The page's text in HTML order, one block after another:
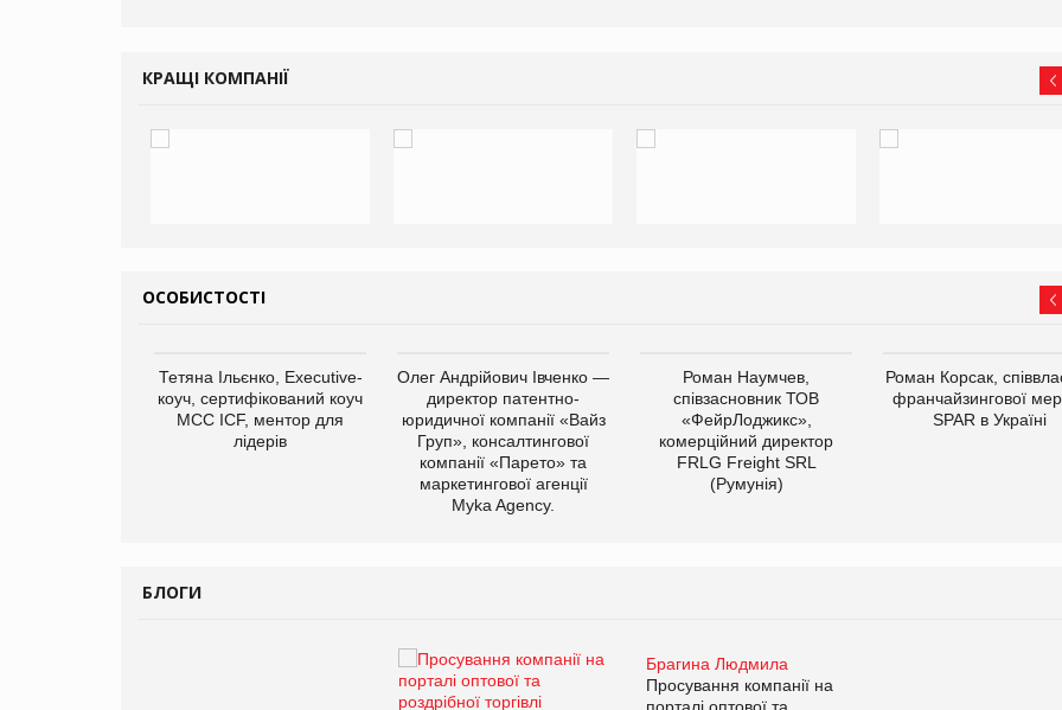
КРАЩІ КОМПАНІЇ
ОСОБИСТОСТІ
Тетяна Ільєнко, Executive-
коуч, сертифікований коуч
МСС ICF, ментор для
лідерів
Олег Андрійович Івченко —
директор патентно-
юридичної компанії «Вайз
Груп», консалтингової
компанії «Парето» та
маркетингової агенції
Myka Agency.
Роман Наумчев,
співзасновник ТОВ
«ФейрЛоджикс»,
комерційний директор
FRLG Freight SRL
(Румунія)
Роман Корсак,
франчайзингової
SPAR в Україні
БЛОГИ
Брагина Людмила
Просування компанії на